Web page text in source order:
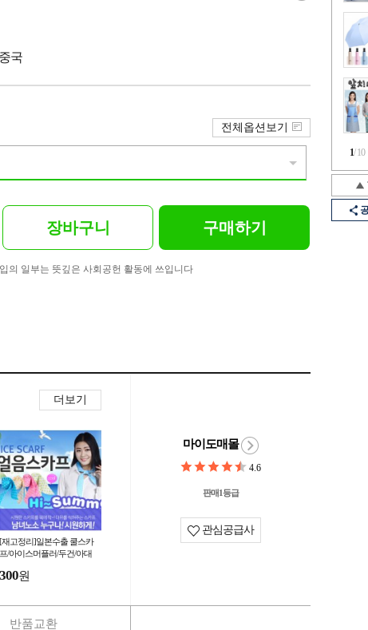
1/10
국
전체옵션보기
장바구니 구매하기
의 일부는 뜻깊은 사회공헌 활동에 쓰입니다
더보기
[재고정리]일본수출 쿨스카
프/아이스머플러/두건/아대
300원
마이도매몰
4.6
판매1등급
관심공급사
반품교환